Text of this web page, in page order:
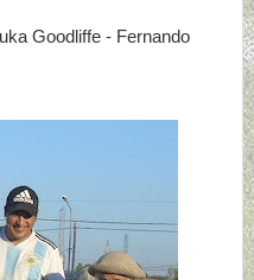
Goodliffe - Fernando